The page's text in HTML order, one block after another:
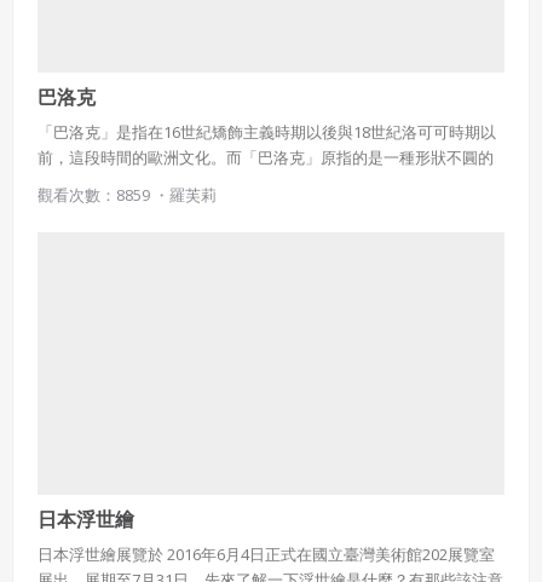
巴洛克
「巴洛克」是指在16世紀矯飾主義時期以後與18世紀洛可可時期以
前，這段時間的歐洲文化。而「巴洛克」原指的是一種形狀不圓的
珍珠，後來卻成為藝術上的用詞。著重在強烈感情的表現，而不像
鼎盛期文藝復興以前那樣的嚴肅、含蓄。其風格趨向，多少也反映
觀看次數：8859 ・ 羅芙莉
日本浮世繪
日本浮世繪展覽於 2016年6月4日正式在國立臺灣美術館202展覽室